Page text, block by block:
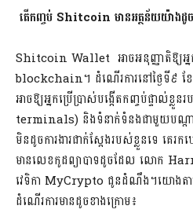
តើកញ្ចប់ Shitcoin មានអត្ថន័យយ៉ាងដូច
Shitcoin Wallet អាចអនុញ្ញាតិឱ្យអ្ន
blockchain។ ដំណើរការនៅថ្ងៃទី៩ ខែ
អាចឱ្យអ្នកប្រើប្រាស់បង្កើតកញ្ចប់ផ្ទាល់ខ្
terminals) និងទំនាក់ទំនងជាមួយបណ្
មិនដូចការងារជាក់ស្តែងរបស់ខ្លួនទេ
មានលេខកូដព្យាបាទដូចដែល លោក
វេទិកា MyCrypto ជូនដំណឹង។យោងតាម
ដំណើរការមានដូចខាងក្រោម៖